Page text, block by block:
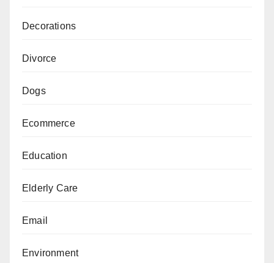
Decorations
Divorce
Dogs
Ecommerce
Education
Elderly Care
Email
Environment